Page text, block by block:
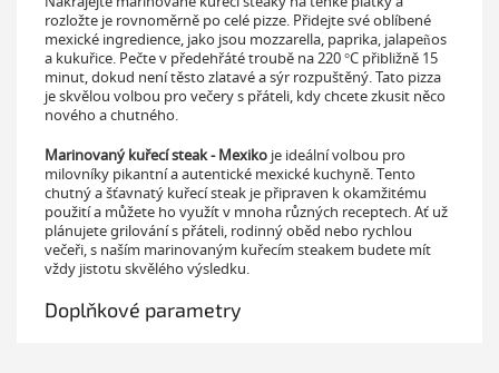
rozložte je rovnoměrně po celé pizze. Přidejte své oblíbené
mexické ingredience, jako jsou mozzarella, paprika, jalapeños
a kukuřice. Pečte v předehřáté troubě na 220 °C přibližně 15
minut, dokud není těsto zlatavé a sýr rozpuštěný. Tato pizza
je skvělou volbou pro večery s přáteli, kdy chcete zkusit něco
nového a chutného.
Marinovaný kuřecí steak - Mexiko je ideální volbou pro
milovníky pikantní a autentické mexické kuchyně. Tento
chutný a šťavnatý kuřecí steak je připraven k okamžitému
použití a můžete ho využít v mnoha různých receptech. Ať už
plánujete grilování s přáteli, rodinný oběd nebo rychlou
večeři, s naším marinovaným kuřecím steakem budete mít
vždy jistotu skvělého výsledku.
Doplňkové parametry